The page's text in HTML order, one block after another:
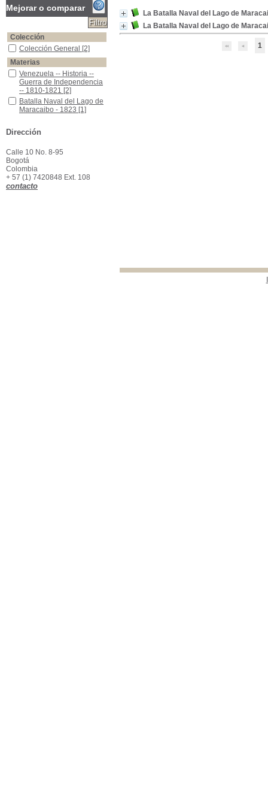
La Batalla Naval del Lago de
La Batalla Naval del Lago de
1
Mejorar o comparar
Colección
Colección General
Colección General [2]
Materias
Venezuela -- Historia -- Guerra de Independencia -- 1810-1821
Venezuela -- Historia --
Guerra de Independencia
-- 1810-1821 [2]
Batalla Naval del Lago de Maracaibo - 1823
Batalla Naval del Lago de
Maracaibo - 1823 [1]
Maracaibo., 1823
Dirección
Calle 10 No. 8-95
Bogotá
Colombia
+ 57 (1) 7420848 Ext. 108
contacto